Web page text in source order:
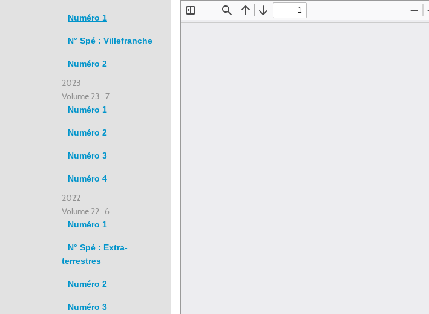
Numéro 1
N° Spé : Villefranche
Numéro 2
2023
Volume 23- 7
Numéro 1
Numéro 2
Numéro 3
Numéro 4
2022
Volume 22- 6
Numéro 1
N° Spé : Extra-
terrestres
Numéro 2
Numéro 3